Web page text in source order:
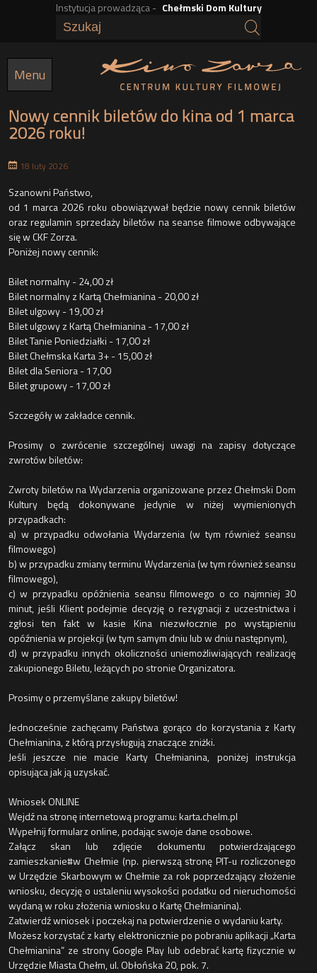
Przejdź
treści
Instytucja prowadząca - Chełmski Dom Kultury
Menu
Nowy cennik biletów do kina od 1 marca
2026 roku!
t 18 luty 2026
Szanowni Państwo,
od 1 marca 2026 roku obowiązywał będzie nowy cennik biletów
oraz regulamin sprzedaży biletów na seanse filmowe odbywające
się w CKF Zorza.
Poniżej nowy cennik:
Bilet normalny - 24,00 zł
Bilet normalny z Kartą Chełmianina - 20,00 zł
Bilet ulgowy - 19,00 zł
Bilet ulgowy z Kartą Chełmianina - 17,00 zł
Bilet Tanie Poniedziałki - 17,00 zł
Bilet Chełmska Karta 3+ - 15,00 zł
Bilet dla Seniora - 17,00
Bilet grupowy - 17,00 zł
Szczegóły w zakładce cennik.
Prosimy o zwrócenie szczególnej uwagi na zapisy dotyczące
zwrotów biletów:
Zwroty biletów na Wydarzenia organizowane przez Chełmski Dom
Kultury będą dokonywane jedynie w niżej wymienionych
przypadkach:
a) w przypadku odwołania Wydarzenia (w tym również seansu
filmowego)
b) w przypadku zmiany terminu Wydarzenia (w tym również seansu
filmowego),
c) w przypadku opóźnienia seansu filmowego o co najmniej 30
minut, jeśli Klient podejmie decyzję o rezygnacji z uczestnictwa i
zgłosi ten fakt w kasie Kina niezwłocznie po wystąpieniu
opóźnienia w projekcji (w tym samym dniu lub w dniu następnym),
d) w przypadku innych okoliczności uniemożliwiających realizację
zakupionego Biletu, leżących po stronie Organizatora.
Prosimy o przemyślane zakupy biletów!
Jednocześnie zachęcamy Państwa gorąco do korzystania z Karty
Chełmianina, z którą przysługują znaczące zniżki.
Jeśli jeszcze nie macie Karty Chełmianina, poniżej instrukcja
opisująca jak ją uzyskać.
Wniosek ONLINE
Wejdź na stronę internetową programu: karta.chelm.pl
Wypełnij formularz online, podając swoje dane osobowe.
Załącz skan lub zdjęcie dokumentu potwierdzającego
zamieszkanie#w Chełmie (np. pierwszą stronę PIT-u rozliczonego
w Urzędzie Skarbowym w Chełmie za rok poprzedzający złożenie
wniosku, decyzję o ustaleniu wysokości podatku od nieruchomości
wydaną w roku złożenia wniosku o Kartę Chełmianina).
Zatwierdź wniosek i poczekaj na potwierdzenie o wydaniu karty.
Możesz korzystać z karty elektronicznie po pobraniu aplikacji „Karta
Chełmianina” ze strony Google Play lub odebrać kartę fizycznie w
Urzędzie Miasta Chełm, ul. Obłońska 20, pok. 7.